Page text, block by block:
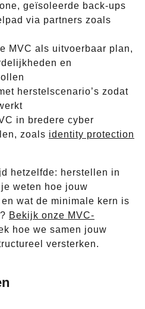
geïsoleerde back-ups
via partners zoals
MVC als uitvoerbaar plan,
en
herstelscenario’s zodat
in bredere cyber
zoals identity protection
hetzelfde: herstellen in
weten hoe jouw
wat de minimale kern is
Bekijk onze MVC-
hoe we samen jouw
versterken.